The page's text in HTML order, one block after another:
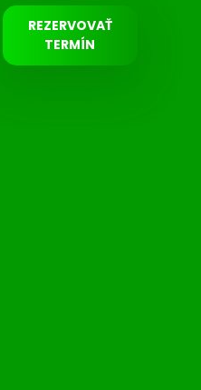
REZERVOVAŤ
TERMÍN